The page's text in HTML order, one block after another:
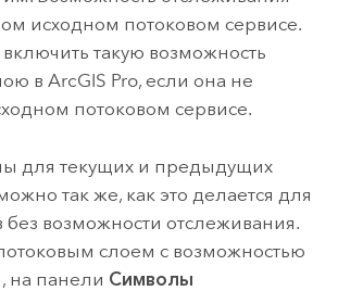
исходном потоковом сервисе.
такую возможность
в ArcGIS Pro, если она не
потоковом сервисе.
для текущих и предыдущих
так же, как это делается для
без возможности отслеживания.
слоем с возможностью
на панели Символы